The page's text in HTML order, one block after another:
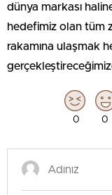
dünya markası
hedefimiz olan tüm
rakamına ulaşmak
0 0